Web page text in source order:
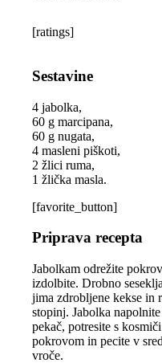
[ratings]
Sestavine
4 jabolka,
60 g marcipana,
60 g nugata,
4 masleni piškoti,
2 žlici ruma,
1 žlička masla.
[favorite_button]
Priprava recepta
Jabolkam odrežite
izdolbite. Drobno
jima zdrobljene kekse in
stopinj. Jabolka
pekač, potresite s
pokrovom in pecite v
vroče.